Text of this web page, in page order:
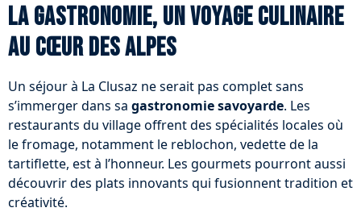
La gastronomie, un voyage culinaire
au cœur des Alpes
Un séjour à La Clusaz ne serait pas complet sans
s’immerger dans sa gastronomie savoyarde. Les
restaurants du village offrent des spécialités locales où
le fromage, notamment le reblochon, vedette de la
tartiflette, est à l’honneur. Les gourmets pourront aussi
découvrir des plats innovants qui fusionnent tradition et
créativité.